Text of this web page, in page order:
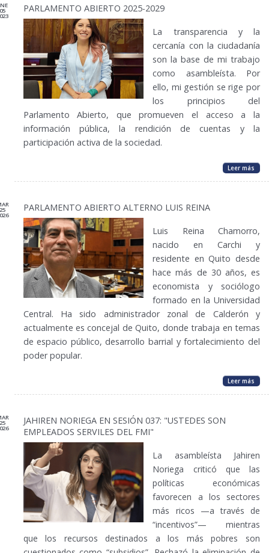
05 PARLAMENTO ABIERTO 2025-2029
La transparencia y la
cercanía con la ciudadanía
son la base de mi trabajo
como asambleísta. Por
ello, mi gestión se rige por
los principios del
Parlamento Abierto, que promueven el acceso a la
información pública, la rendición de cuentas y la
participación activa de la sociedad.
Leer más
25 PARLAMENTO ABIERTO ALTERNO LUIS REINA
Luis Reina Chamorro,
nacido en Carchi y
residente en Quito desde
hace más de 30 años, es
economista y sociólogo
formado en la Universidad
Central. Ha sido administrador zonal de Calderón y
actualmente es concejal de Quito, donde trabaja en temas
de espacio público, desarrollo barrial y fortalecimiento del
poder popular.
Leer más
25
JAHIREN NORIEGA EN SESIÓN 037: "USTEDES SON
EMPLEADOS SERVILES DEL FMI"
La asambleísta Jahiren
Noriega criticó que las
políticas económicas
favorecen a los sectores
más ricos —a través de
“incentivos”— mientras
que los recursos destinados a los más pobres son